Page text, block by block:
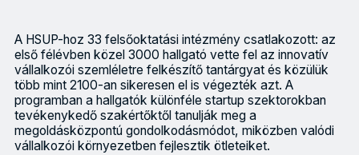
A HSUP-hoz 33 felsőoktatási intézmény csatlakozott: az
első félévben közel 3000 hallgató vette fel az innovatív
vállalkozói szemléletre felkészítő tantárgyat és közülük
több mint 2100-an sikeresen el is végezték azt. A
programban a hallgatók különféle startup szektorokban
tevékenykedő szakértőktől tanulják meg a
megoldásközpontú gondolkodásmódot, miközben valódi
vállalkozói környezetben fejlesztik ötleteiket.